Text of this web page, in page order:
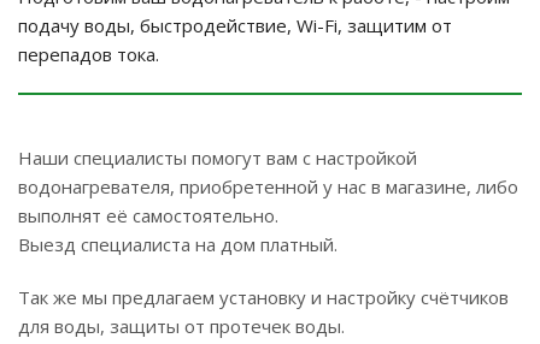
подачу воды, быстродействие, Wi-Fi, защитим от
перепадов тока.
Наши специалисты помогут вам с настройкой
водонагревателя, приобретенной у нас в магазине, либо
выполнят её самостоятельно.
Выезд специалиста на дом платный.
Так же мы предлагаем установку и настройку счётчиков
для воды, защиты от протечек воды.